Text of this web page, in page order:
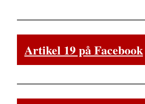
Artikel 19 på Facebook